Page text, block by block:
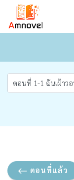
ตอนที่แล้ว